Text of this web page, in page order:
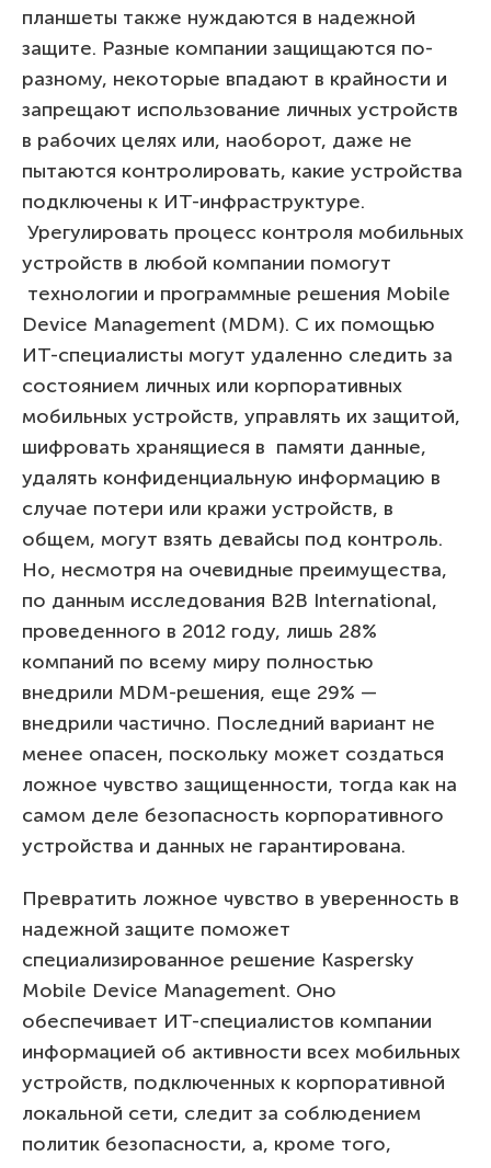
планшеты также нуждаются в надежной
защите. Разные компании защищаются по-
разному, некоторые впадают в крайности и
запрещают использование личных устройств
в рабочих целях или, наоборот, даже не
пытаются контролировать, какие устройства
подключены к ИТ-инфраструктуре.
Урегулировать процесс контроля мобильных
устройств в любой компании помогут
технологии и программные решения Mobile
Device Management (MDM). С их помощью
ИТ-специалисты могут удаленно следить за
состоянием личных или корпоративных
мобильных устройств, управлять их защитой,
шифровать хранящиеся в памяти данные,
удалять конфиденциальную информацию в
случае потери или кражи устройств, в
общем, могут взять девайсы под контроль.
Но, несмотря на очевидные преимущества,
по данным исследования B2B International,
проведенного в 2012 году, лишь 28%
компаний по всему миру полностью
внедрили MDM-решения, еще 29% —
внедрили частично. Последний вариант не
менее опасен, поскольку может создаться
ложное чувство защищенности, тогда как на
самом деле безопасность корпоративного
устройства и данных не гарантирована.
Превратить ложное чувство в уверенность в
надежной защите поможет
специализированное решение Kaspersky
Mobile Device Management. Оно
обеспечивает ИТ-специалистов компании
информацией об активности всех мобильных
устройств, подключенных к корпоративной
локальной сети, следит за соблюдением
политик безопасности, а, кроме того,